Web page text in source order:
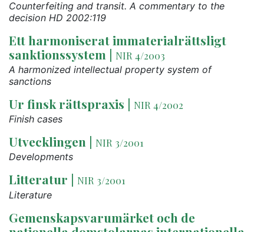
Counterfeiting and transit. A commentary to the
decision HD 2002:119
Ett harmoniserat immaterialrättsligt
sanktionssystem | NIR 4/2003
A harmonized intellectual property system of
sanctions
Ur finsk rättspraxis | NIR 4/2002
Finish cases
Utvecklingen | NIR 3/2001
Developments
Litteratur | NIR 3/2001
Literature
Gemenskapsvarumärket och de